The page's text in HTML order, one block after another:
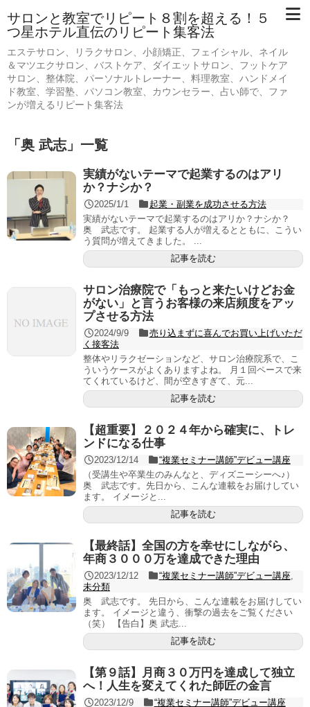
サロンと教室でリピート８割を超える！５
つ星ホテル直伝のリピート集客法
エステサロン、リラクサロン、小顔矯正、フェイシャル、ネイル
＆マツエクサロン、バストケア、ダイエットサロン、フットケア
サロン、整体院、パーソナルトレーナー、料理教室、ハンドメイ
ド教室、学習塾、パソコン教室、カウンセラー、占い師で、ファ
ンが増えるリピート集客法
「 奥 武志 」 一覧
実績がないテーマで起業するのはアリ
か？ナシか？
2025/1/1
起業・副業を成功させる方法
実績がないテーマで起業するのはアリか？ナシか？
奥 武志です。 起業する人が増えるとともに、こうい
う質問が増えてきました。 ...
記事を読む
サロン治療院で「もっと来たいけどお金
がない」と言うお客様の来店頻度をアッ
プさせる方法
2024/9/9
売り込まずに喜んでお買い上げいただ
く接客法
整体やリラクゼーションなど、サロン治療院系で、こ
ういうケースがよくありますよね。 月１回ペースで来
てくれているけど、間が空きすぎて、元...
記事を読む
【超重要】２０２４年から確実に、トレ
ンドになる仕事
2023/12/14
“複業セミナー講師”デビュー講座
（受講生や卒業生のみんなと、ディズニーシーへ♪）
奥 武志です。先日から、こんな連載をお届けしてい
ます。 イメージと...
記事を読む
【最終話】全国の方を幸せにしながら、
年商３０００万を達成できた理由
2023/12/12 “複業セミナー講師”デビュー講座,
未分類
奥 武志です。 先日から、こんな連載をお届けしてい
ます。 イメージと違う、衝撃の過去をご覧ください
（笑） 【告白】奥 武志...
記事を読む
【第９話】月商３０万円を達成して独立
へ！人生を変えてくれた師匠の金言
2023/12/9
“複業セミナー講師”デビュー講座